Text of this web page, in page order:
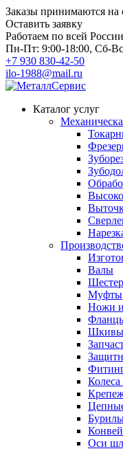
Заказы принимаются на
Оставить заявку
Работаем по всей России
Пн-Пт: 9:00-18:00, Сб-
+7 930 830-42-50
ilo-1988@mail.ru
Каталог услуг
Валы
Муфты
Ножи
Шкивы
Оси